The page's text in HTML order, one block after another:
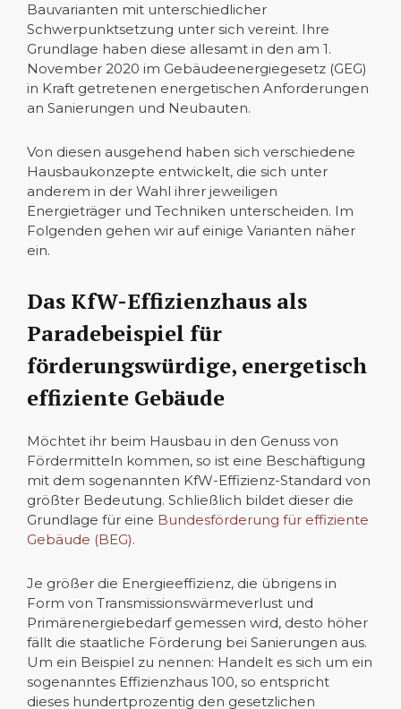
Bauvarianten mit unterschiedlicher
Schwerpunktsetzung unter sich vereint. Ihre
Grundlage haben diese allesamt in den am 1.
November 2020 im Gebäudeenergiegesetz (GEG)
in Kraft getretenen energetischen Anforderungen
an Sanierungen und Neubauten.
Von diesen ausgehend haben sich verschiedene
Hausbaukonzepte entwickelt, die sich unter
anderem in der Wahl ihrer jeweiligen
Energieträger und Techniken unterscheiden. Im
Folgenden gehen wir auf einige Varianten näher
ein.
Das KfW-Effizienzhaus als
Paradebeispiel für
förderungswürdige, energetisch
effiziente Gebäude
Möchtet ihr beim Hausbau in den Genuss von
Fördermitteln kommen, so ist eine Beschäftigung
mit dem sogenannten KfW-Effizienz-Standard von
größter Bedeutung. Schließlich bildet dieser die
Grundlage für eine Bundesförderung für effiziente
Gebäude (BEG).
Je größer die Energieeffizienz, die übrigens in
Form von Transmissionswärmeverlust und
Primärenergiebedarf gemessen wird, desto höher
fällt die staatliche Förderung bei Sanierungen aus.
Um ein Beispiel zu nennen: Handelt es sich um ein
sogenanntes Effizienzhaus 100, so entspricht
dieses hundertprozentig den gesetzlichen